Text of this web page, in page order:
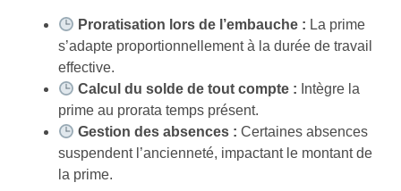
Proratisation lors de l’embauche : La prime
s’adapte proportionnellement à la durée de travail
effective.
Calcul du solde de tout compte : Intègre la
prime au prorata temps présent.
Gestion des absences : Certaines absences
suspendent l’ancienneté, impactant le montant de
la prime.